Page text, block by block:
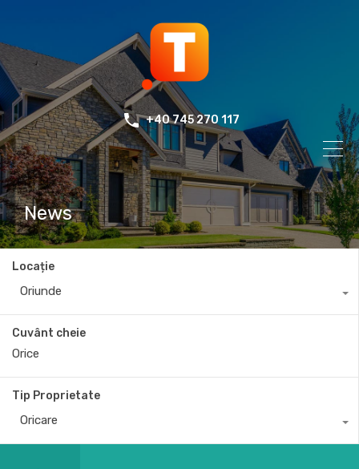
+40 745 270 117
News
Locație
Oriunde
Cuvânt cheie
Tip Proprietate
Oricare